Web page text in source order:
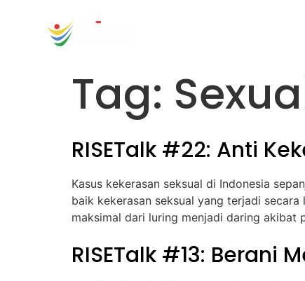
content
Tag:
RISETalk #22: Anti
Kasus kekerasan seksual di Indonesia
baik kekerasan seksual yang terjadi
maksimal dari luring menjadi daring akibat
RISETalk #13: Berani